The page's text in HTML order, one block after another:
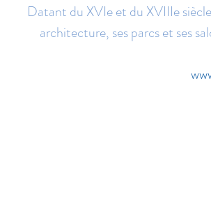
Datant du XVIe et du XVIIIe
architecture, ses parcs et ses